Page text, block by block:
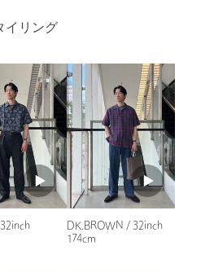
・体感によるもので、商品の効果や性
っと見る
イリング
DK.BROWN / 32inch
174cm